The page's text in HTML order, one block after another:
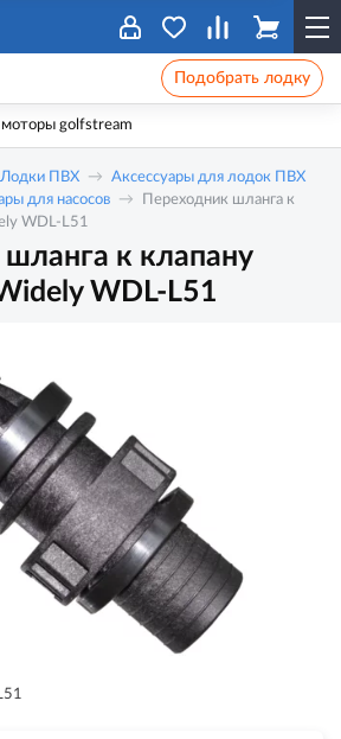
Подобрать лодку
golfstream
Лодки ПВХ
Аксессуары для лодок ПВХ
для насосов
Переходник шланга к
WDL-L51
к клапану
WDL-L51